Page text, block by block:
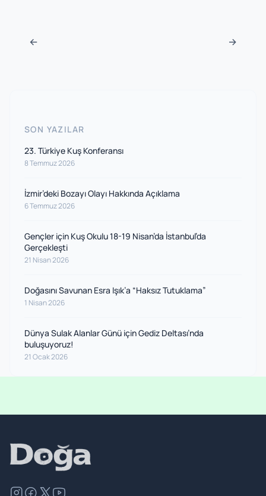
Navigasyon sonrası
← →
SON YAZILAR
23. Türkiye Kuş Konferansı
8 Temmuz 2026
İzmir’deki Bozayı Olayı Hakkında Açıklama
6 Temmuz 2026
Gençler için Kuş Okulu 18-19 Nisan’da İstanbul’da
Gerçekleşti
21 Nisan 2026
Doğasını Savunan Esra Işık’a “Haksız Tutuklama”
1 Nisan 2026
Dünya Sulak Alanlar Günü için Gediz Deltası’nda
buluşuyoruz!
21 Ocak 2026